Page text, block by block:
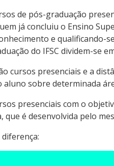
de pós-graduação
já concluiu o Ensino
e qualificando-
do IFSC dividem-se
cursos presenciais e a
aluno sobre determinada
presenciais com o
que é desenvolvida pelo